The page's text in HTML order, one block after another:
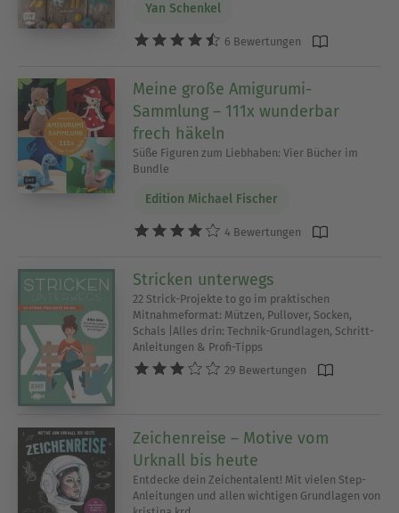
Yan Schenkel
6 Bewertungen
Meine große Amigurumi-
Sammlung – 111x wunderbar
frech häkeln
Süße Figuren zum Liebhaben: Vier Bücher im
Bundle
Edition Michael Fischer
4 Bewertungen
Stricken unterwegs
22 Strick-Projekte to go im praktischen
Mitnahmeformat: Mützen, Pullover, Socken,
Schals |Alles drin: Technik-Grundlagen, Schritt-
Anleitungen & Profi-Tipps
29 Bewertungen
Zeichenreise – Motive vom
Urknall bis heute
Entdecke dein Zeichentalent! Mit vielen Step-
Anleitungen und allen wichtigen Grundlagen von